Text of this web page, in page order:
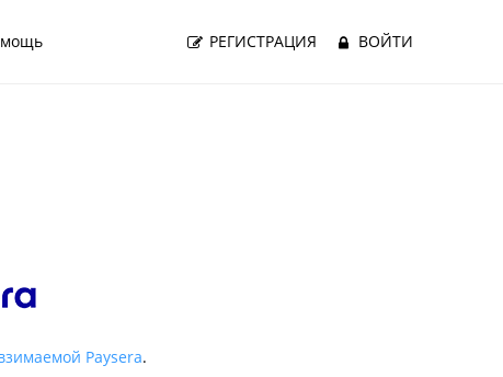
РЕГИСТРАЦИЯ ВОЙТИ
Paysera.